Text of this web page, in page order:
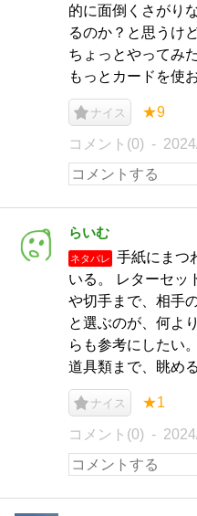
的に面倒くさがり
るのか？と思うけ
ちょっとやってみ
もっとカードを使
ナイス ★9
コメント(0)
らいむ
ネタバレ
手紙にまつ
いる。 レターセッ
や切手まで、相手
と選ぶのが、何よ
らも参考にしたい
道具類まで、眺め
ナイス ★1
コメント(0)